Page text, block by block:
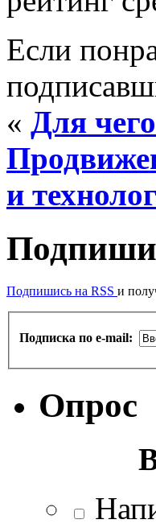
Если
« Для
и
Подпишись на RSS и
Подписка по e-mail:
Опрос